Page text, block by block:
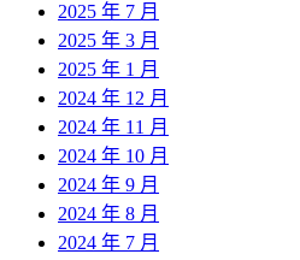
2025 年 7 月
2025 年 3 月
2025 年 1 月
2024 年 12 月
2024 年 11 月
2024 年 10 月
2024 年 9 月
2024 年 8 月
2024 年 7 月